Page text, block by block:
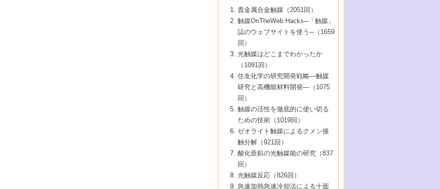
8号 高機能化ポリオレフィンに向けた重合
触媒の最近の進展
7号 持続可能社会実現のための触媒および
触媒関連技術
5号 若手会員による触媒研究の未来展望1：
企業編
6号 第102回触媒討論会
7号 触媒・化学反応における計算化学の進
8号 若手研究者による触媒研究の未来展望
2：大学・研究所編
5号 こんな物質，あんな物質―新たな触媒
の可能性―
7号 『結晶の化学』を活かした触媒研究
8号 イオン液体の応用
5号 水素製造・貯蔵のための触媒技術の新
しい展開
6号 第98回触媒討論会
7号 基礎化学品製造の触媒技術
8号 多機能型リアクター
4号 水分解用光触媒材料
5号 時間分解分光の進歩と応用
6号 第96回触媒討論会
8号 超臨界流体を用いた化学プロセスの新
2号 第93回触媒討論会
3号 特殊エネルギー場の触媒反応
4号 生体内における金属の触媒作用
5号 ファインケミカルズの展開に寄与する
6号 第94回触媒討論会
7号 サブナノレベルでみた新しい表面現象
8号 オレフィン重合触媒の新たな展
1号 なぜこの触媒が良いのか？
2号 第91回触媒討論会
3号 最近の自動車排ガス処理技術
4号 触媒研究の現状と将来─第90回触媒討論
5号 基礎化学品製造の触媒技術
6号 第92回触媒討論会
7号 基礎化学品製造の触媒技術
8号 資源の循環と触媒技術
▼44巻（2002年）
1号 高次制御された触媒の化学
2号 第89回触媒討論会
3号 触媒を利用した電気化学の新展開
4号 ナノ材料の調製と機能化
5号 こんな触媒が欲しい
6号 第90回触媒討論会
7号 触媒研究と学術雑誌/情報
8号 若い世代からみた触媒化学の現状と未
▼43巻（2001年）
1号 グリーンケミストリーと触媒
2号 第87回触媒討論会特集号
3号 生体触媒とバイオプロセス
4号 水素製造・利用の触媒化学
5号 触媒研究における新しい切り口：コン
ビナトリアルケミストリー
6号 第88回触媒討論会特集号
7号 企業における触媒研究のブレークスル
8号 この材料を触媒として使ってみません
▼42巻（2000年）
1号 触媒反応工学の明日を拓く
2号 第85回触媒討論会
3号 反応ダイナミクス
5号 触媒のおもしろさをどのように伝える
6号 第86回触媒討論会
7号 水素化精製触媒の新しい展開
8号 新しい反応性と機能性を目指した金属
クラスタ-化学
▼41巻（1999年）
1号 孔、穴、あな?-特異な空間とその利用-
2号 第83回触媒討論会
3号 均一系触媒反応最前線
4号 実用炭素材料の新展開
5号 研究の方法論を考える
7号 機能性金属材料と触媒
8号 触媒研究へのNMRの応用と展望
▼40巻（1998年）
進展と21世紀への提言/創立40周年記念・触
媒学会この10年の歩みとこれから/創立40周
2号 第81回触媒討論会
3号 計算機触媒化学へのさそい
4号 触媒劣化の制御と予測
5号 最新の実用プロセスと触媒
6号 第82回触媒討論会
1号 均一系と不均一系触媒反応-その特徴と
接点
2号 第79回触媒討論会
3号 最新NO除去触媒の実用化研究
4号 新しい反応場を目指した触媒調製
5号 反応・分離技術の新しい展開
6号 第80回触媒討論会
▼38巻（1996年）
1号 触媒の構造と触媒作用/C1化学を中心と
する21世紀への触媒
3号 オリンピックメダル:金・銀・銅はどん
な触媒作用を示すか
4号 触媒作用における機能の複合化
▼37巻（1995年）
1号 ファインケミカルズと固体触媒
2号 第75回触媒討論会
3号 希土類を利用した触媒
4号 触媒とリサイクル
5号 エネルギー変換触媒
▼36巻（1994年）
1号 電気化学と触媒
2号 第73回触媒討論会
3号 C4化学の展開
4号 《通常号》
▼35巻（1993年）
1号 工業触媒開発マニュアル―探索から工
業化まで
2号 第71回触媒討論会
▼34巻（1992年）
1号 インパクトを与えたこの研究
2号 第69回触媒討論会
▼33巻（1991年）
1号 触媒プロセス開発マニュアル―探索か
▼32巻（1990年）
貴金属合金触媒（2051回）
触媒OnTheWeb Hacks─「触媒」
誌のウェブサイトを使う─（1659
回）
光触媒はどこまでわかったか
（1091回）
住友化学の研究開発戦略―触媒
研究と高機能材料開発―（1075
回）
触媒の活性を徹底的に使い切る
ための技術（1019回）
ゼオライト触媒によるクメン接
触分解（921回）
酸化亜鉛の光触媒能の研究（837
回）
光触媒反応（826回）
急速加熱急速冷却法による十面